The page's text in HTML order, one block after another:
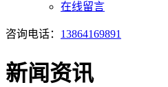
在线留言
咨询电话： 13864169891
新闻资讯